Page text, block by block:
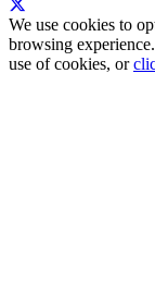
We use cookies to
browsing
use of cookies, or